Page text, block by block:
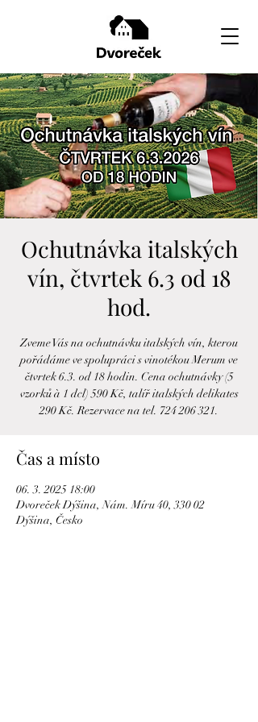
Ochutnávka italských
vín, čtvrtek 6.3 od 18
hod.
Zveme Vás na ochutnávku italských vín, kterou
pořádáme ve spolupráci s vinotékou Merum ve
čtvrtek 6.3. od 18 hodin. Cena ochutnávky (5
vzorků à 1 dcl) 590 Kč, talíř italských delikates
290 Kč. Rezervace na tel. 724 206 321.
Čas a místo
06. 3. 2025 18:00
Dvoreček Dýšina, Nám. Míru 40, 330 02
Dýšina, Česko